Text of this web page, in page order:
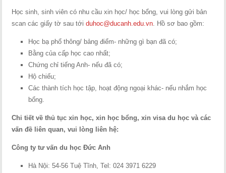
Học sinh, sinh viên có nhu cầu xin học/ học bổng, vui lòng gửi bản
scan các giấy tờ sau tớiduhoc@ducanh.edu.vn. Hồ sơ bao gồm:
Học bạ phổ thông/ bảng điểm- những gì bạn đã có;
Bằng của cấp học cao nhất;
Chứng chỉ tiếng Anh- nếu đã có;
Hộ chiếu;
Các thành tích học tập, hoạt động ngoại khác- nếu nhắm học
bổng.
Chi tiết về thủ tục xin học, xin học bổng, xin visa du học và các
vấn đề liên quan, vui lòng liên hệ:
Công ty tư vấn du học Đức Anh
Hà Nội: 54-56 Tuệ Tĩnh, Tel: 024 3971 6229